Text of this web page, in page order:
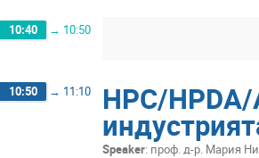
10:40 → 10:50
10:50 → 11:10 HPC/
Speaker: проф. д-р. Мария